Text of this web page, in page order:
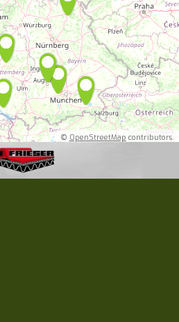
© OpenStreetMap contributors.